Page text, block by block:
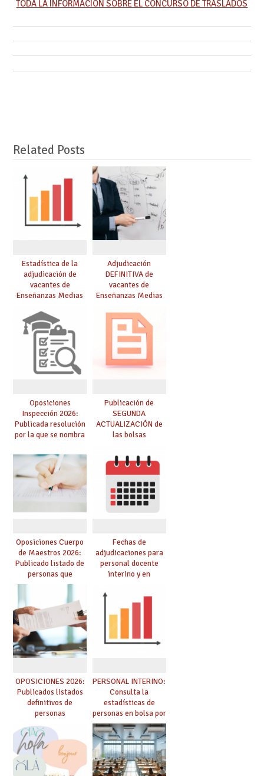
TODA LA INFORMACIÓN SOBRE EL CONCURSO DE TRASLADOS
Related Posts
Estadística de la
adjudicación de
vacantes de
Enseñanzas Medias
Adjudicación
DEFINITIVA de
vacantes de
Enseñanzas Medias
Oposiciones
Inspección 2026:
Publicada resolución
por la que se nombra
prácticas, se regulan
dichas prácticas y se
convoca acto público
de adjudicación
Publicación de
SEGUNDA
ACTUALIZACIÓN de
las bolsas
Cuerpo de Maestros
de especialidades
convocadas a
oposición
Oposiciones Cuerpo
de Maestros 2026:
Publicado listado de
personas que
adquieren nueva
especialidad
Fechas de
adjudicaciones para
personal docente
interino y en
debes saber
OPOSICIONES 2026:
Publicados listados
definitivos de
personas
seleccionadas. ¿Qué
hacer ahora si he
obtenido plaza?
PERSONAL INTERINO:
Consulta la
estadísticas de
personas en bolsa por
cuerpo, especialidad
y tipo de bolsa para
el curso 26/27